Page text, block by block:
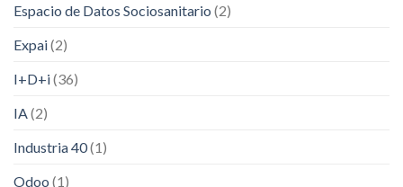
Espacio de Datos Sociosanitario (2)
Expai(2)
I+D+i(36)
IA (2)
Industria 40(1)
Odoo (1)